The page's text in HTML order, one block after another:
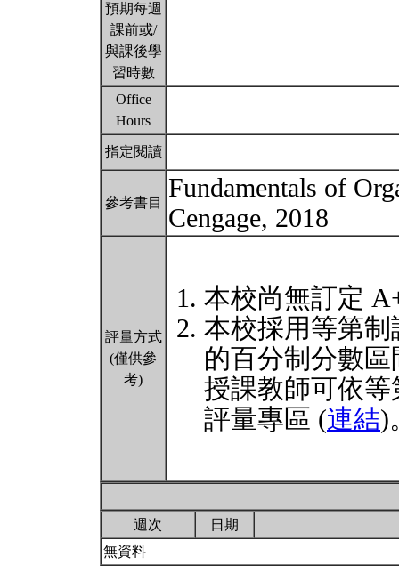
預期每週
課前或/
與課後學
習時數
Office
Hours
指定閱讀
參考書目
Fundamentals of
Cengage, 2018
評量方式
(僅供參
考)
本校尚無訂定
本校採用等第
的百分制分數
授課教師可依
評量專區 (連結)
週次
日期
無資料